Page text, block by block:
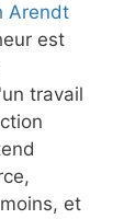
Arendt
est
travail
et